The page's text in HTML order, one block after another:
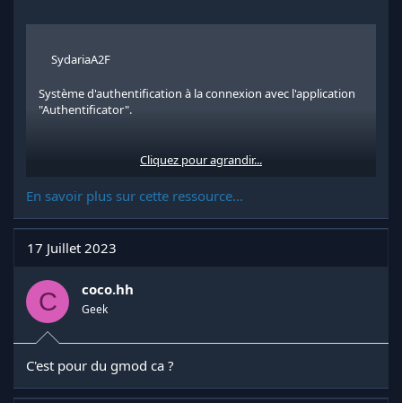
u
o
n
SydariaA2F
Système d'authentification à la connexion avec l'application
"Authentificator".
SydariaAntiCleanUp
Quand tu tues quelqu'un ton stuff est protégé pendant un
certain temps des autres joueurs.
SydariaAntiCommand
Permet de bloquer les commandes inutiles.
Cliquez pour agrandir...
En savoir plus sur cette ressource...
17 Juillet 2023
C coco.hh
Geek
C'est pour du gmod ca ?